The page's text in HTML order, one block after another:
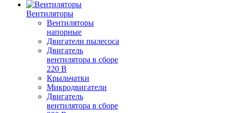
Вентиляторы
Вентиляторы
напорные
Двигатели пылесоса
Двигатель
вентилятора в сборе
220 В
Крыльчатки
Микродвигатели
Двигатель
вентилятора в сборе